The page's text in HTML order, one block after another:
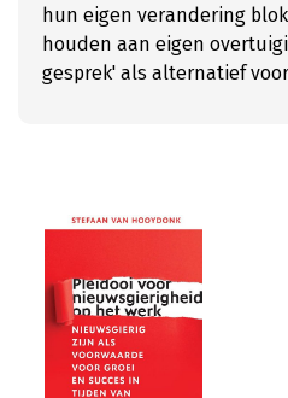
hun eigen verandering
houden aan eigen
gesprek' als alternatief